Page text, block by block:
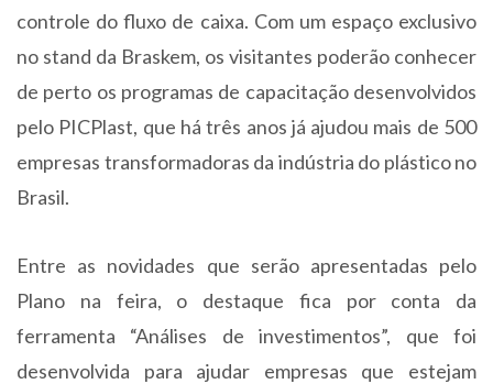
controle do fluxo de caixa. Com um espaço exclusivo
no stand da Braskem, os visitantes poderão conhecer
de perto os programas de capacitação desenvolvidos
pelo PICPlast, que há três anos já ajudou mais de 500
empresas transformadoras da indústria do plástico no
Brasil.
Entre as novidades que serão apresentadas pelo
Plano na feira, o destaque fica por conta da
ferramenta “Análises de investimentos”, que foi
desenvolvida para ajudar empresas que estejam